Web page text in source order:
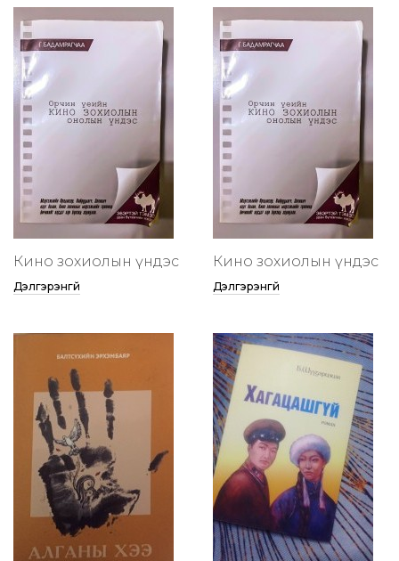
Кино зохиолын үндэс
Дэлгэрэнгүй
Кино зохиолын үндэс
Дэлгэрэнгүй